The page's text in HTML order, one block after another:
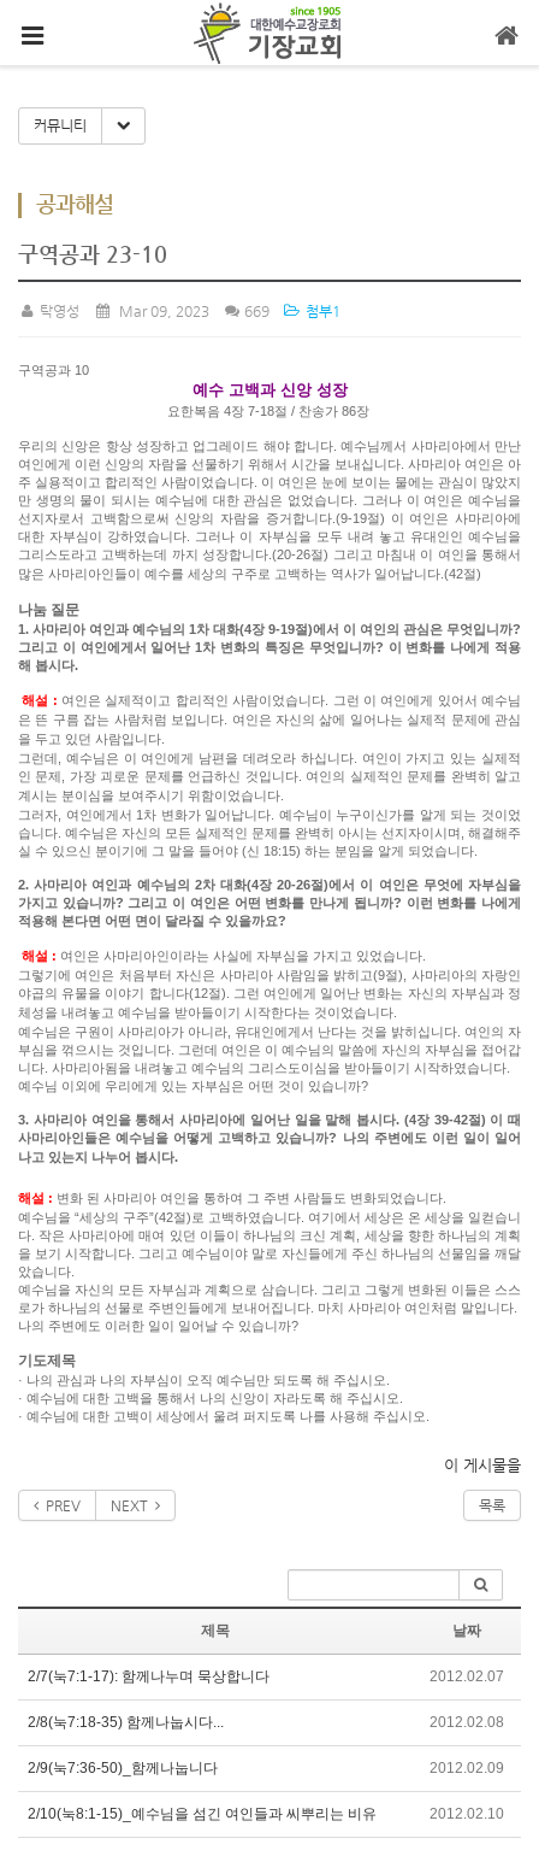
커뮤니티 Toggle Dropdown
공과해설
구역공과 23-10
탁영성 Mar 09, 2023 669 첨부1
구역공과 10
예수 고백과 신앙 성장
요한복음 4장 7-18절 / 찬송가 86장
우리의 신앙은 항상 성장하고 업그레이드 해야 합니다. 예수님께서 사마리아에서 만난
여인에게 이런 신앙의 자람을 선물하기 위해서 시간을 보내십니다. 사마리아 여인은 아
주 실용적이고 합리적인 사람이었습니다. 이 여인은 눈에 보이는 물에는 관심이 많았지
만 생명의 물이 되시는 예수님에 대한 관심은 없었습니다. 그러나 이 여인은 예수님을
선지자로서 고백함으로써 신앙의 자람을 증거합니다.(9-19절) 이 여인은 사마리아에
대한 자부심이 강하였습니다. 그러나 이 자부심을 모두 내려 놓고 유대인인 예수님을
그리스도라고 고백하는데 까지 성장합니다.(20-26절) 그리고 마침내 이 여인을 통해서
많은 사마리아인들이 예수를 세상의 구주로 고백하는 역사가 일어납니다.(42절)
나눔 질문
1. 사마리아 여인과 예수님의 1차 대화(4장 9-19절)에서 이 여인의 관심은 무엇입니까?
그리고 이 여인에게서 일어난 1차 변화의 특징은 무엇입니까? 이 변화를 나에게 적용
해 봅시다.
해설 : 여인은 실제적이고 합리적인 사람이었습니다. 그런 이 여인에게 있어서 예수님
은 뜬 구름 잡는 사람처럼 보입니다. 여인은 자신의 삶에 일어나는 실제적 문제에 관심
을 두고 있던 사람입니다.
그런데, 예수님은 이 여인에게 남편을 데려오라 하십니다. 여인이 가지고 있는 실제적
인 문제, 가장 괴로운 문제를 언급하신 것입니다. 여인의 실제적인 문제를 완벽히 알고
계시는 분이심을 보여주시기 위함이었습니다.
그러자, 여인에게서 1차 변화가 일어납니다. 예수님이 누구이신가를 알게 되는 것이었
습니다. 예수님은 자신의 모든 실제적인 문제를 완벽히 아시는 선지자이시며, 해결해주
실 수 있으신 분이기에 그 말을 들어야 (신 18:15) 하는 분임을 알게 되었습니다.
2. 사마리아 여인과 예수님의 2차 대화(4장 20-26절)에서 이 여인은 무엇에 자부심을
가지고 있습니까? 그리고 이 여인은 어떤 변화를 만나게 됩니까? 이런 변화를 나에게
적용해 본다면 어떤 면이 달라질 수 있을까요?
해설 : 여인은 사마리아인이라는 사실에 자부심을 가지고 있었습니다.
그렇기에 여인은 처음부터 자신은 사마리아 사람임을 밝히고(9절), 사마리아의 자랑인
야곱의 유물을 이야기 합니다(12절). 그런 여인에게 일어난 변화는 자신의 자부심과 정
체성을 내려놓고 예수님을 받아들이기 시작한다는 것이었습니다.
예수님은 구원이 사마리아가 아니라, 유대인에게서 난다는 것을 밝히십니다. 여인의 자
부심을 꺾으시는 것입니다. 그런데 여인은 이 예수님의 말씀에 자신의 자부심을 접어갑
니다. 사마리아됨을 내려놓고 예수님의 그리스도이심을 받아들이기 시작하였습니다.
예수님 이외에 우리에게 있는 자부심은 어떤 것이 있습니까?
3. 사마리아 여인을 통해서 사마리아에 일어난 일을 말해 봅시다. (4장 39-42절) 이 때
사마리아인들은 예수님을 어떻게 고백하고 있습니까? 나의 주변에도 이런 일이 일어
나고 있는지 나누어 봅시다.
해설 : 변화 된 사마리아 여인을 통하여 그 주변 사람들도 변화되었습니다.
예수님을 “세상의 구주”(42절)로 고백하였습니다. 여기에서 세상은 온 세상을 일컫습니
다. 작은 사마리아에 매여 있던 이들이 하나님의 크신 계획, 세상을 향한 하나님의 계획
을 보기 시작합니다. 그리고 예수님이야 말로 자신들에게 주신 하나님의 선물임을 깨달
았습니다.
예수님을 자신의 모든 자부심과 계획으로 삼습니다. 그리고 그렇게 변화된 이들은 스스
로가 하나님의 선물로 주변인들에게 보내어집니다. 마치 사마리아 여인처럼 말입니다.
나의 주변에도 이러한 일이 일어날 수 있습니까?
기도제목
· 나의 관심과 나의 자부심이 오직 예수님만 되도록 해 주십시오.
· 예수님에 대한 고백을 통해서 나의 신앙이 자라도록 해 주십시오.
· 예수님에 대한 고백이 세상에서 울려 퍼지도록 나를 사용해 주십시오.
이 게시물을
PREV NEXT 목록
제목 날짜
2/7(눅7:1-17): 함께나누며 묵상합니다 2012.02.07
2/8(눅7:18-35) 함께나눕시다... 2012.02.08
2/9(눅7:36-50)_함께나눕니다 2012.02.09
2/10(눅8:1-15)_예수님을 섬긴 여인들과 씨뿌리는 비유 2012.02.10